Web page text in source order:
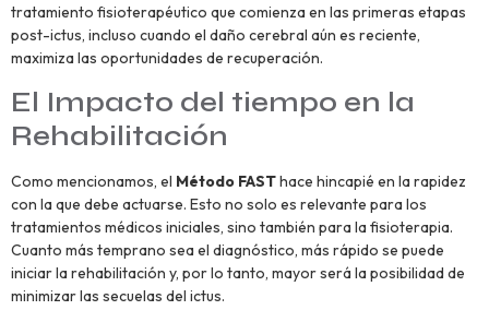
tratamiento fisioterapéutico que comienza en las primeras etapas
post-ictus, incluso cuando el daño cerebral aún es reciente,
maximiza las oportunidades de recuperación.
El Impacto del tiempo en la
Rehabilitación
Como mencionamos, el Método FASThace hincapié en la rapidez
con la que debe actuarse. Esto no solo es relevante para los
tratamientos médicos iniciales, sino también para la fisioterapia.
Cuanto más temprano sea el diagnóstico, más rápido se puede
iniciar la rehabilitación y, por lo tanto, mayor será la posibilidad de
minimizar las secuelas del ictus.